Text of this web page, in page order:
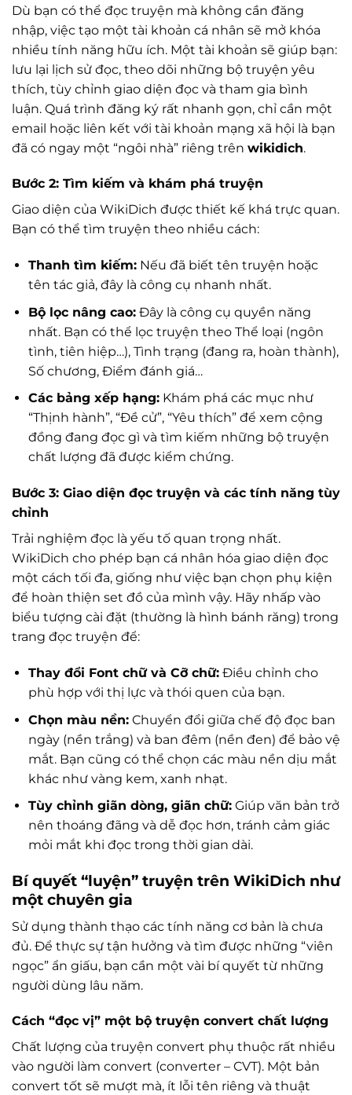
Dù bạn có thể đọc truyện mà không cần đăng
nhập, việc tạo một tài khoản cá nhân sẽ mở khóa
nhiều tính năng hữu ích. Một tài khoản sẽ giúp bạn:
lưu lại lịch sử đọc, theo dõi những bộ truyện yêu
thích, tùy chỉnh giao diện đọc và tham gia bình
luận. Quá trình đăng ký rất nhanh gọn, chỉ cần một
email hoặc liên kết với tài khoản mạng xã hội là bạn
đã có ngay một “ngôi nhà” riêng trên wikidich.
Bước 2: Tìm kiếm và khám phá truyện
Giao diện của WikiDich được thiết kế khá trực quan.
Bạn có thể tìm truyện theo nhiều cách:
Thanh tìm kiếm:Nếu đã biết tên truyện hoặc
tên tác giả, đây là công cụ nhanh nhất.
Bộ lọc nâng cao:Đây là công cụ quyền năng
nhất. Bạn có thể lọc truyện theo Thể loại (ngôn
tình, tiên hiệp…), Tình trạng (đang ra, hoàn thành),
Số chương, Điểm đánh giá…
Các bảng xếp hạng:Khám phá các mục như
“Thịnh hành”, “Đề cử”, “Yêu thích” để xem cộng
đồng đang đọc gì và tìm kiếm những bộ truyện
chất lượng đã được kiểm chứng.
Bước 3: Giao diện đọc truyện và các tính năng tùy
chỉnh
Trải nghiệm đọc là yếu tố quan trọng nhất.
WikiDich cho phép bạn cá nhân hóa giao diện đọc
một cách tối đa, giống như việc bạn chọn phụ kiện
để hoàn thiện set đồ của mình vậy. Hãy nhấp vào
biểu tượng cài đặt (thường là hình bánh răng) trong
trang đọc truyện để:
Thay đổi Font chữ và Cỡ chữ:Điều chỉnh cho
phù hợp với thị lực và thói quen của bạn.
Chọn màu nền:Chuyển đổi giữa chế độ đọc ban
ngày (nền trắng) và ban đêm (nền đen) để bảo vệ
mắt. Bạn cũng có thể chọn các màu nền dịu mắt
khác như vàng kem, xanh nhạt.
Tùy chỉnh giãn dòng, giãn chữ:Giúp văn bản trở
nên thoáng đãng và dễ đọc hơn, tránh cảm giác
mỏi mắt khi đọc trong thời gian dài.
Bí quyết “luyện” truyện trên WikiDich như
một chuyên gia
Sử dụng thành thạo các tính năng cơ bản là chưa
đủ. Để thực sự tận hưởng và tìm được những “viên
ngọc” ẩn giấu, bạn cần một vài bí quyết từ những
người dùng lâu năm.
Cách “đọc vị” một bộ truyện convert chất lượng
Chất lượng của truyện convert phụ thuộc rất nhiều
vào người làm convert (converter – CVT). Một bản
convert tốt sẽ mượt mà, ít lỗi tên riêng và thuật